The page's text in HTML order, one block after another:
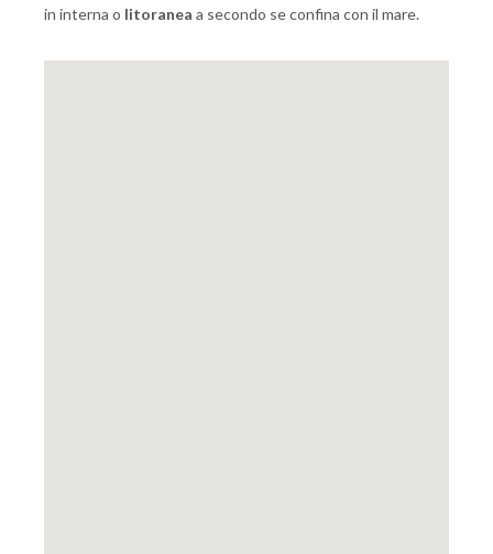
in interna o litoranea a secondo se confina con il mare.